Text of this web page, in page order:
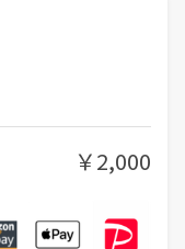
￥2,000